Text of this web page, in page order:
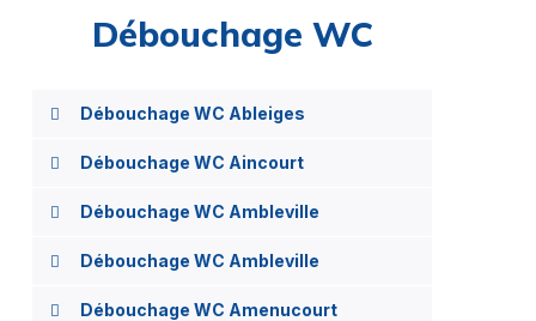
Débouchage WC
Débouchage WC Ableiges
Débouchage WC Aincourt
Débouchage WC Ambleville
Débouchage WC Ambleville
Débouchage WC Amenucourt